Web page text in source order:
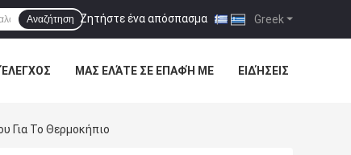
Greek
Ζητήστε ένα απόσπασμα |
Αναζήτηση
ΈΛΕΓΧΟΣ ΜΑΣ ΕΛΆΤΕ ΣΕ ΕΠΑΦΉ ΜΕ ΕΙΔΉΣΕΙΣ
Για Το Θερμοκήπιο